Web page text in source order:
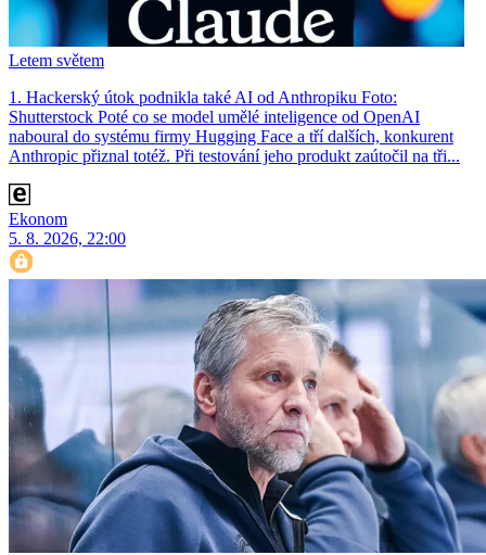
Letem světem
1. Hackerský útok podnikla také AI od Anthropiku Foto:
Shutterstock Poté co se model umělé inteligence od OpenAI
naboural do systému firmy Hugging Face a tří dalších, konkurent
Anthro­pic přiznal totéž. Při testování jeho produkt zaútočil na tři...
Ekonom
5. 8. 2026, 22:00